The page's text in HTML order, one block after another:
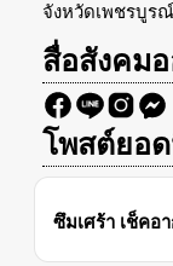
จังหวัดเพชรบูร
สื่อสังคม
โพสต์ยอ
ซึมเศร้า เช็คอ